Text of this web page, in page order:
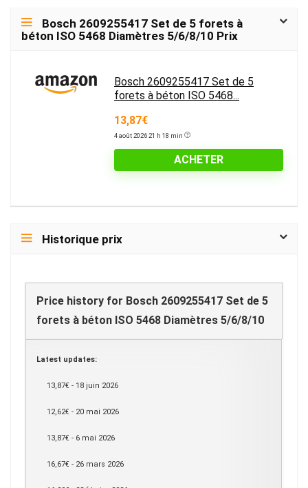
Bosch 2609255417 Set de 5 forets à
béton ISO 5468 Diamètres 5/6/8/10 Prix
Bosch 2609255417 Set de 5
forets à béton ISO 5468...
13,87€
4 août 2026 21 h 18 min
ACHETER
Historique prix
Price history for Bosch 2609255417 Set de 5
forets à béton ISO 5468 Diamètres 5/6/8/10
Latest updates:
13,87€ - 18 juin 2026
12,62€ - 20 mai 2026
13,87€ - 6 mai 2026
16,67€ - 26 mars 2026